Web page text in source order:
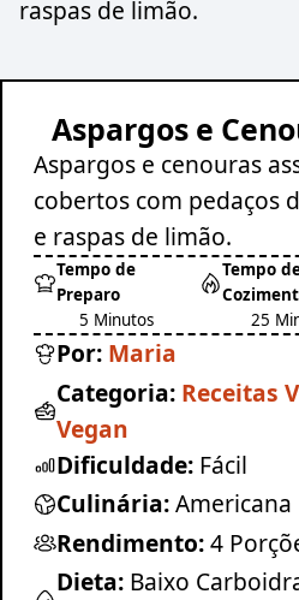
raspas de limão.
Aspargos e
Aspargos e cenouras
cobertos com pedaços
e raspas de limão.
Tempo de
Preparo
5 Minutos
Tempo
25
Por: Maria
Categoria: Receitas
Vegan
Dificuldade: Fácil
Culinária:Americana
Rendimento:4
Dieta: Baixo